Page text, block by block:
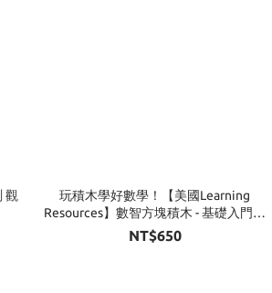
觀
玩積木學好數學！【美國Learning
Resources】數智方塊積木 - 基礎入門組
100片
NT$650